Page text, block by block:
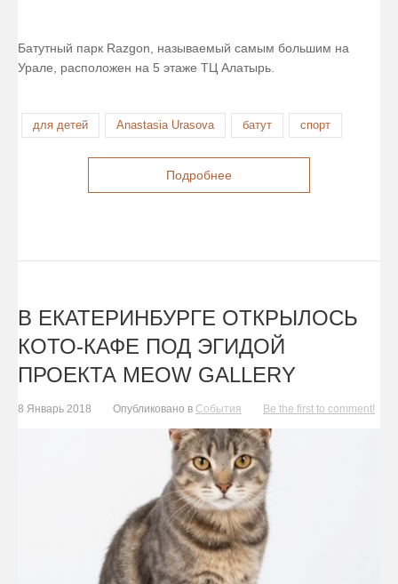
Батутный парк Razgon, называемый самым большим на
Урале, расположен на 5 этаже ТЦ Алатырь.
для детей Anastasia Urasova батут спорт
Подробнее
В ЕКАТЕРИНБУРГЕ ОТКРЫЛОСЬ
КОТО-КАФЕ ПОД ЭГИДОЙ
ПРОЕКТА MEOW GALLERY
8 Январь 2018 Опубликовано в События Be the first to comment!